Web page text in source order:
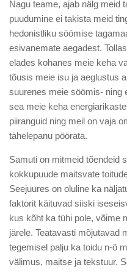
Nagu teame, ajab nälg meid
puudumine ei takista meid
hedonistliku söömise
esivanemate aegadest.
elades kohanes meie keha
tõusis meie isu ja aeglustus
suurenes meie söömis- ning
sea meie keha
piiranguid ning meil on vaja
tähelepanu pöörata.
Samuti on mitmeid tõendeid
kokkupuude maitsvate
Seejuures on oluline ka
faktorit käituvad siiski
kus kõht ka tühi pole, võime
järele. Teatavasti mõjutavad
tegemisel palju ka toidu n-ö
välimus, maitse ja tekstuur.